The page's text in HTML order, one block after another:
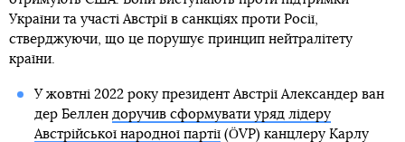
України та участі Австрії в санкціях проти Росії,
стверджуючи, що це порушує принцип нейтралітету
країни.
У жовтні 2022 року президент Австрії Александер ван
дер Беллен доручив сформувати уряд лідеру
Австрійської народної партії(ÖVP) канцлеру Карлу